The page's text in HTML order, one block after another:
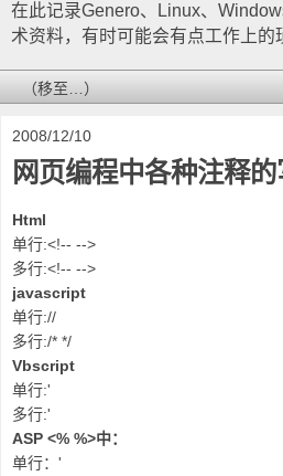
在此记录Genero、Linux、
术资料，有时可能会有点工作上
2008/12/10
网页编程中各种注释
Html
单行:<!-- -->
多行:<!-- -->
javascript
单行://
多行:/* */
Vbscript
单行:'
多行:'
ASP <% %>中：
单行：'